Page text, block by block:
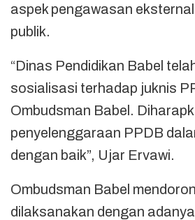
aspek pengawasan
publik.
“Dinas Pendidikan Babel
sosialisasi terhadap juknis
Ombudsman Babel.
penyelenggaraan PPDB
dengan baik”, Ujar Ervawi.
Ombudsman Babel
dilaksanakan dengan